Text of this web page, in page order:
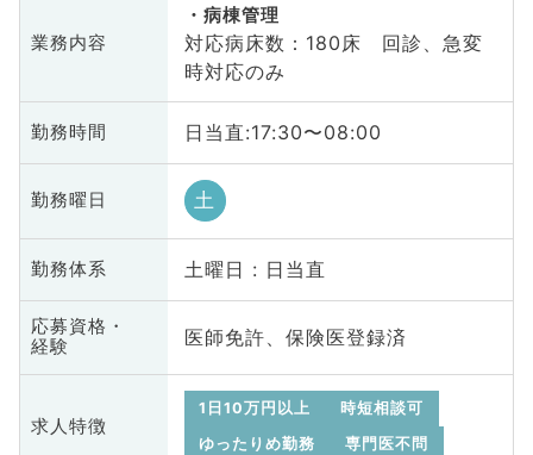
業務内容
病棟管理
対応病床数：180床 回診、急変
時対応のみ
勤務時間 日当直:17:30〜08:00
勤務曜日 土
勤務体系 土曜日 : 日当直
応募資格・
経験
医師免許、保険医登録済
求人特徴
1日10万円以上
時短相談可
ゆったりめ勤務
専門医不問